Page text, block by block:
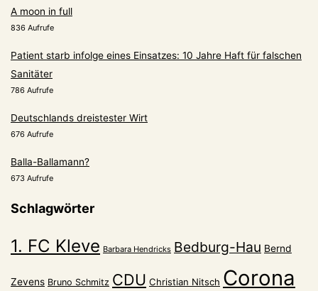
A moon in full
836 Aufrufe
Patient starb infolge eines Einsatzes: 10 Jahre Haft für falschen
Sanitäter
786 Aufrufe
Deutschlands dreistester Wirt
676 Aufrufe
Balla-Ballamann?
673 Aufrufe
Schlagwörter
1. FC Kleve Barbara Hendricks Bedburg-Hau Bernd
Zevens Bruno Schmitz CDU Christian Nitsch Corona